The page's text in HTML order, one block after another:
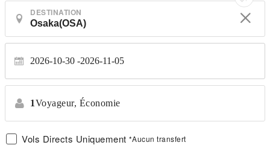
DESTINATION
2026-10-30 2026-11-05
1Voyageur, Économie
Vols Directs Uniquement *Aucun transfert